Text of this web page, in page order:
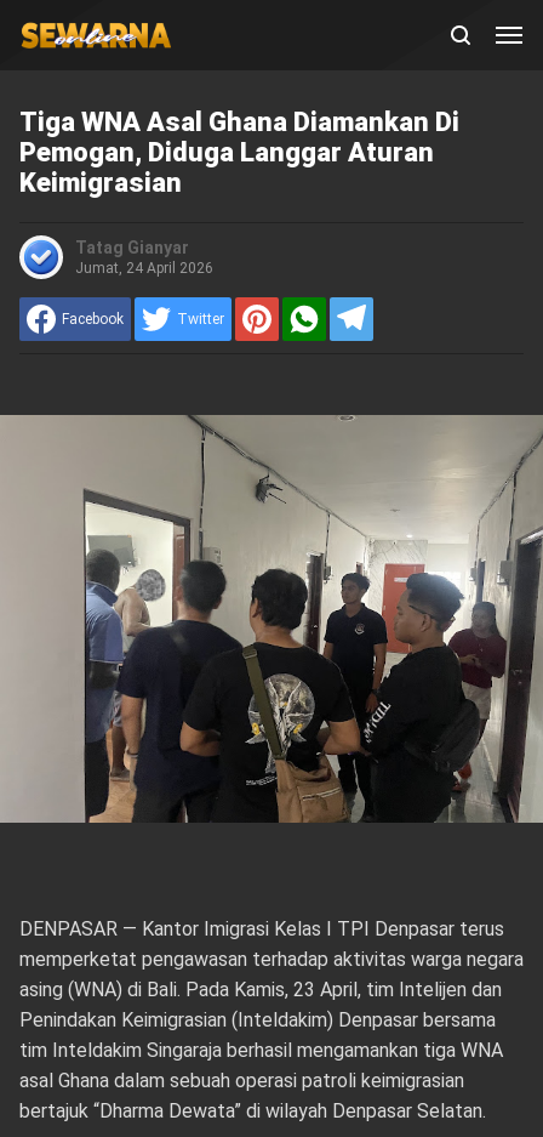
Tiga WNA Asal Ghana Diamankan Di
Pemogan, Diduga Langgar Aturan
Keimigrasian
Tatag Gianyar
Jumat, 24 April 2026
Facebook Twitter
DENPASAR — Kantor Imigrasi Kelas I TPI Denpasar terus
memperketat pengawasan terhadap aktivitas warga negara
asing (WNA) di Bali. Pada Kamis, 23 April, tim Intelijen dan
Penindakan Keimigrasian (Inteldakim) Denpasar bersama
tim Inteldakim Singaraja berhasil mengamankan tiga WNA
asal Ghana dalam sebuah operasi patroli keimigrasian
bertajuk “Dharma Dewata” di wilayah Denpasar Selatan.